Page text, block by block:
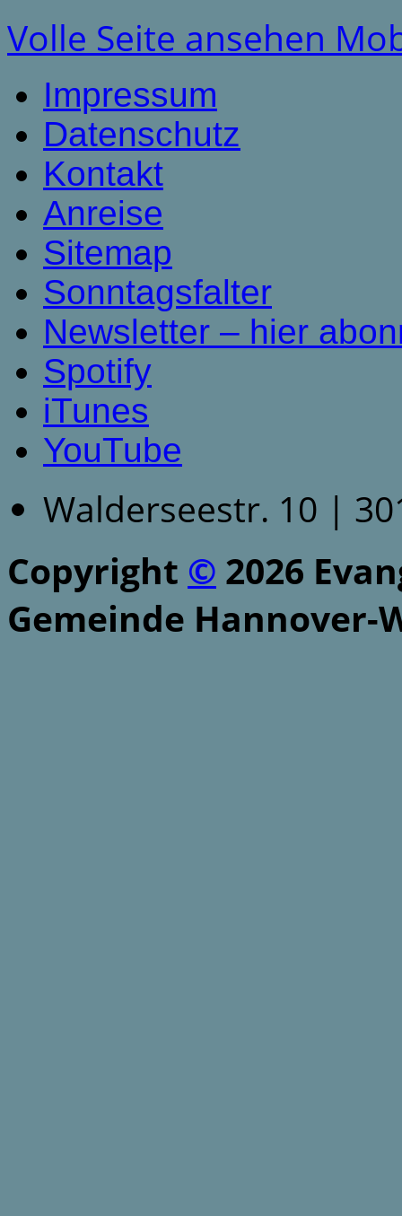
Volle Seite ansehen
Impressum
Datenschutz
Kontakt
Anreise
Sitemap
Sonntagsfalter
Newsletter – hier
Spotify
iTunes
YouTube
Walderseestr. 10 |
Copyright © 2026
Gemeinde Hannover-